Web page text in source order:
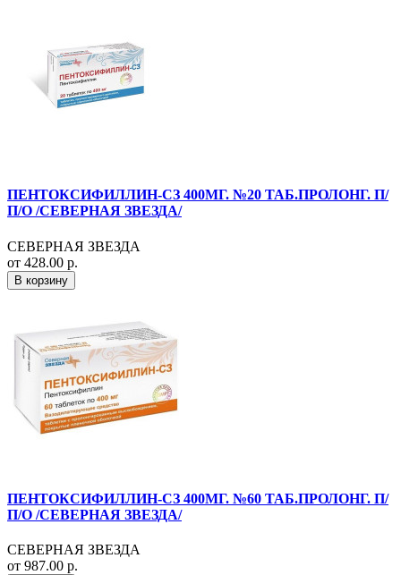
ПЕНТОКСИФИЛЛИН-СЗ 400МГ. №20 ТАБ.ПРОЛОНГ. П/
П/О /СЕВЕРНАЯ ЗВЕЗДА/
СЕВЕРНАЯ ЗВЕЗДА
от 428.00 р.
В корзину
ПЕНТОКСИФИЛЛИН-СЗ 400МГ. №60 ТАБ.ПРОЛОНГ. П/
П/О /СЕВЕРНАЯ ЗВЕЗДА/
СЕВЕРНАЯ ЗВЕЗДА
от 987.00 р.